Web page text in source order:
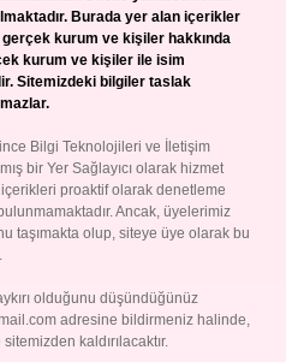
Burada yer alan içerikler
kurum ve kişiler hakkında
kurum ve kişiler ile isim
Sitemizdeki bilgiler taslak
Bilgi Teknolojileri ve İletişim
bir Yer Sağlayıcı olarak hizmet
proaktif olarak denetleme
Ancak, üyelerimiz
taşımakta olup, siteye üye olarak bu
olduğunu düşündüğünüz
adresine bildirmeniz halinde,
kaldırılacaktır.